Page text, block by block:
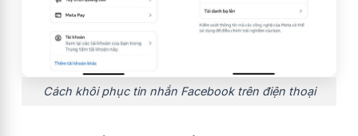
Cách khôi phục tin nhắn Facebook trên điện thoại